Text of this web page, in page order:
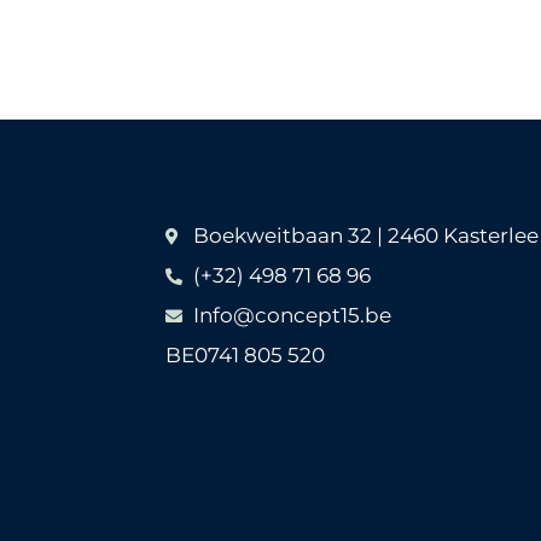
Boekweitbaan 32 | 2460 Kasterlee
(+32) 498 71 68 96
Info@concept15.be
BE0741 805 520